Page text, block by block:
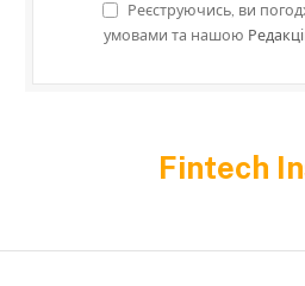
Реєструючись, ви
умовами та нашою
Fintech